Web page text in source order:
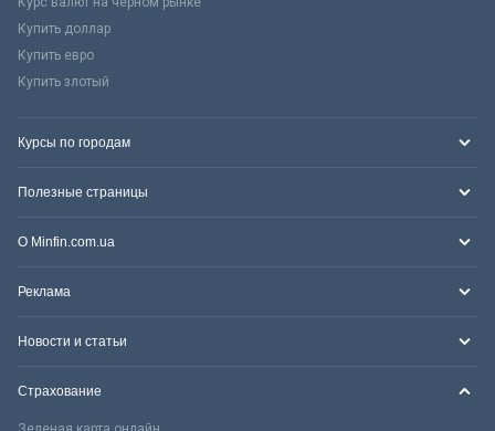
Купить доллар
Купить евро
Купить злотый
Курсы по городам
Полезные страницы
О Minfin.com.ua
Реклама
Новости и статьи
Страхование